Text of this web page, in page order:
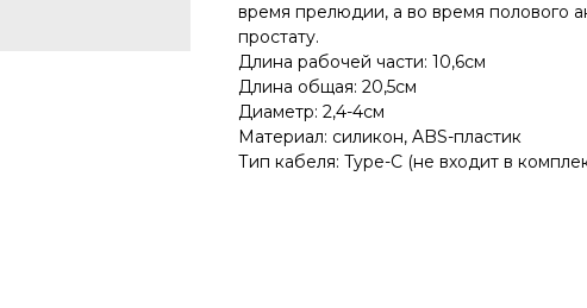
время прелюдии, а во время полового
простату.
Длина рабочей части: 10,6см
Длина общая: 20,5см
Диаметр: 2,4-4см
Материал: силикон, ABS-пластик
Тип кабеля: Type-C (не входит в